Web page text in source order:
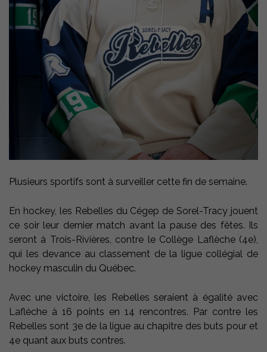
Plusieurs sportifs sont à surveiller cette fin de semaine.
En hockey, les Rebelles du Cégep de Sorel-Tracy jouent
ce soir leur dernier match avant la pause des fêtes. Ils
seront à Trois-Rivières, contre le Collège Laflèche (4e),
qui les devance au classement de la ligue collégial de
hockey masculin du Québec.
Avec une victoire, les Rebelles seraient à égalité avec
Laflèche à 16 points en 14 rencontres. Par contre les
Rebelles sont 3e de la ligue au chapitre des buts pour et
4e quant aux buts contres.